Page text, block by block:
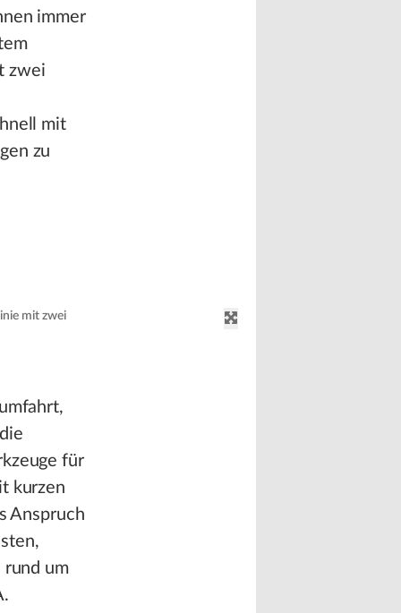
immer
zwei
mit
zu
mit zwei
für
kurzen
Anspruch
rund um